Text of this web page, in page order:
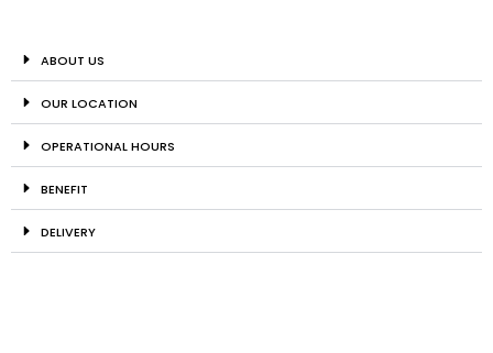
ABOUT US
OUR LOCATION
OPERATIONAL HOURS
BENEFIT
DELIVERY